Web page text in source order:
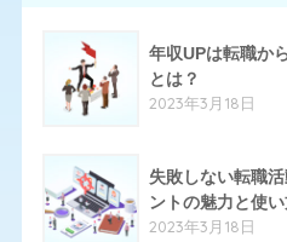
とらばーゆ
はたらいく
ハタラクティブ
年収UPは転職か
とは？
2023年3月18日
失敗しない転職
ントの魅力と使
2023年3月18日